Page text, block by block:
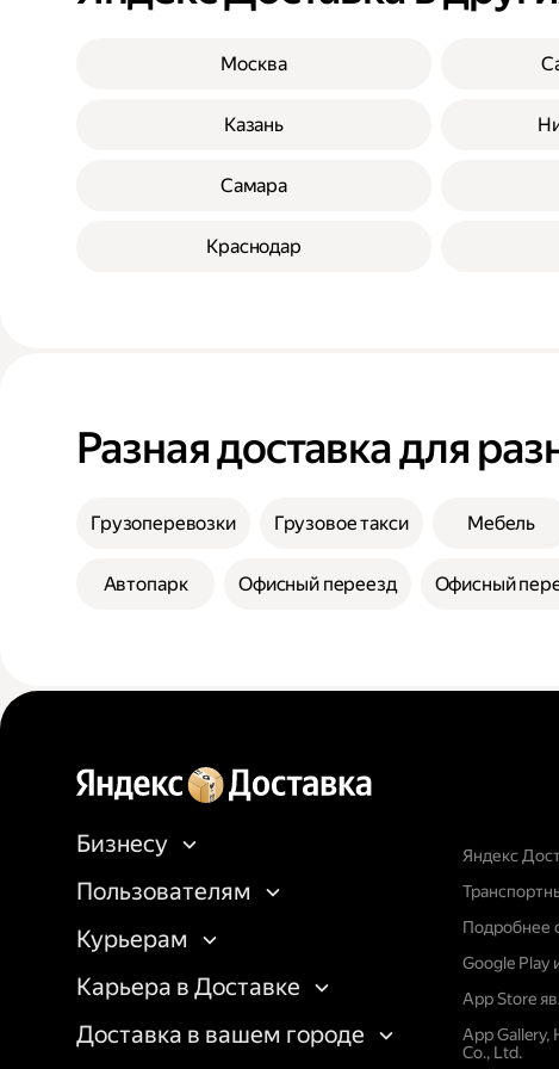
Москва
Казань
Самара
Краснодар
Разная доставка для
Грузоперевозки Грузовое такси Мебель
Автопарк Офисный переезд Офисный
Бизнесу
Пользователям
Курьерам
Карьера в Доставке
Доставка в вашем городе
Яндекс
Подробнее
Google Play
App Store
App Gallery,
Co., Ltd.